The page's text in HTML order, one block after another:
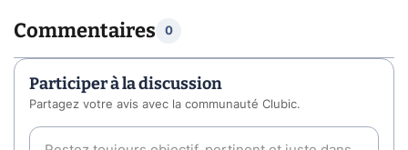
Commentaires 0
Participer à la discussion
Partagez votre avis avec la communauté Clubic.